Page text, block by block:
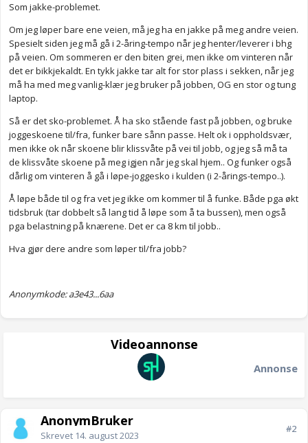
Som jakke-problemet.
Om jeg løper bare ene veien, må jeg ha en jakke på meg andre veien.
Spesielt siden jeg må gå i 2-åring-tempo når jeg henter/leverer i bhg
på veien. Om sommeren er den biten grei, men ikke om vinteren når
det er bikkjekaldt. En tykk jakke tar alt for stor plass i sekken, når jeg
må ha med meg vanlig-klær jeg bruker på jobben, OG en stor og tung
laptop.
Så er det sko-problemet. Å ha sko stående fast på jobben, og bruke
joggeskoene til/fra, funker bare sånn passe. Helt ok i oppholdsvær,
men ikke ok når skoene blir klissvåte på vei til jobb, og jeg så må ta
de klissvåte skoene på meg igjen når jeg skal hjem.. Og funker også
dårlig om vinteren å gå i løpe-joggesko i kulden (i 2-årings-tempo..).
Å løpe både til og fra vet jeg ikke om kommer til å funke. Både pga økt
tidsbruk (tar dobbelt så lang tid å løpe som å ta bussen), men også
pga belastning på knærene. Det er ca 8 km til jobb..
Hva gjør dere andre som løper til/fra jobb?
Anonymkode: a3e43...6aa
Videoannonse
Annonse
AnonymBruker
Skrevet 14. august 2023
#2